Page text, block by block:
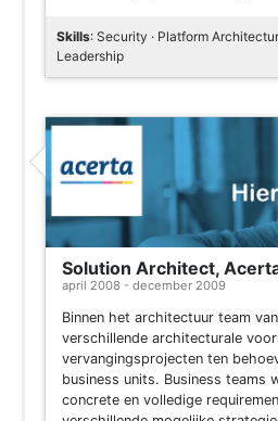
Skills: Security · Platform
Leadership
Solution Architect,
april 2008 - december 2009
Binnen het architectuur team van
verschillende architecturale
vervangingsprojecten ten
business units. Business teams
concrete en volledige